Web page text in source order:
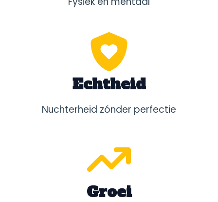
Echtheid
Nuchterheid zónder perfectie
Groei